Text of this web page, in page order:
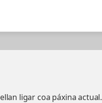
ligar coa páxina actual.